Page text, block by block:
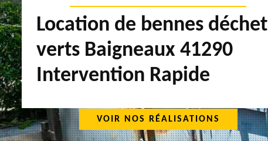
Location de bennes
verts Baigneaux 41290
Intervention Rapide
VOIR NOS RÉALISATIONS